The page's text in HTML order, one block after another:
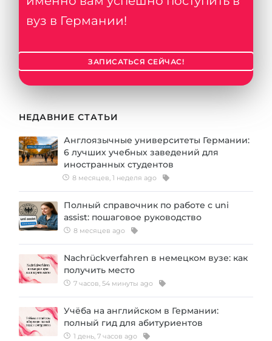
Города
ПРОФЕССИИ
Профессии
Специальности
Тест Голланда
Тест Карта Интересов
Тест RIASEC
Успехна
100%
Наши студенты успешно поступают
КОНСУЛЬТАЦИЯ!
ПОСТУПАЕМ НА...
Физика
ПОСТУПАЕМ ИЗ...
Украина
Казахстан
Азербайджан
Армения
Беларусь
Другая страна
ЗАПИСАТЬСЯ НА КОНСУЛЬТАЦИЮ
вуз в Германии!
ЗАПИСАТЬСЯ СЕЙЧАС!
НЕДАВНИЕ СТАТЬИ
Англоязычные университеты Германии:
6 лучших учебных заведений для
иностранных студентов
8 месяцев, 1 неделя ago
Полный справочник по работе с uni
assist: пошаговое руководство
8 месяцев ago
Nachrückverfahren в немецком вузе: как
получить место
7 часов, 54 минуты ago
Учёба на английском в Германии:
полный гид для абитуриентов
1 день, 7 часов ago